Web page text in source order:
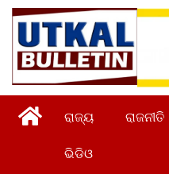
ରାଜ୍ୟ ରାଜନୀତି
ଭିଡିଓ